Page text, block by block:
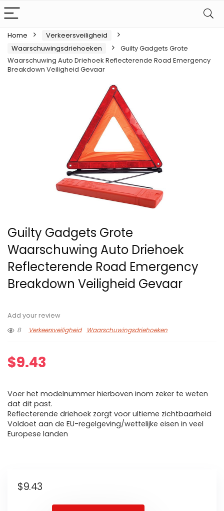
Home
Verkeersveiligheid
Waarschuwingsdriehoeken
Guilty Gadgets Grote
Waarschuwing Auto Driehoek Reflecterende Road Emergency
Breakdown Veiligheid Gevaar
Guilty Gadgets Grote
Waarschuwing Auto Driehoek
Reflecterende Road Emergency
Breakdown Veiligheid Gevaar
Add your review
8
Verkeersveiligheid Waarschuwingsdriehoeken
$9.43
Voer het modelnummer hierboven inom zeker te weten
dat dit past.
Reflecterende driehoek zorgt voor ultieme zichtbaarheid
Voldoet aan de EU-regelgeving/wettelijke eisen in veel
Europese landen
$9.43